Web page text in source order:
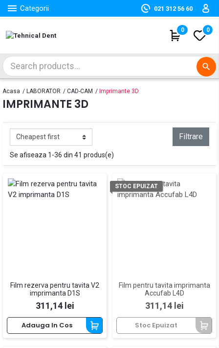
 Categorii 021 312 56 60
0 0
search
Acasa LABORATOR CAD-CAM Imprimante 3D
IMPRIMANTE 3D
Filtrare
Se afiseaza 1-36 din 41 produs(e)
Film rezerva pentru tavita V2
imprimanta D1S
Pret
311,14 lei
Adauga In Cos
Film pentru tavita imprimanta
Accufab L4D
Pret
311,14 lei
Stoc Epuizat
STOC EPUIZAT